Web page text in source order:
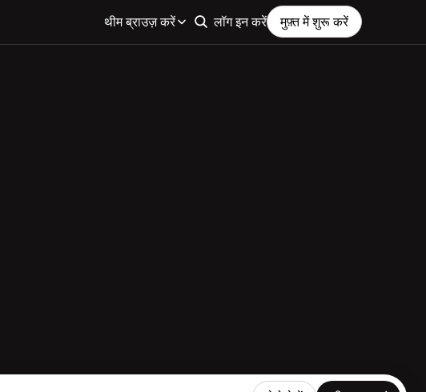
थीम ब्राउज़ करें लॉग इन करें मुफ़्त में शुरू करें